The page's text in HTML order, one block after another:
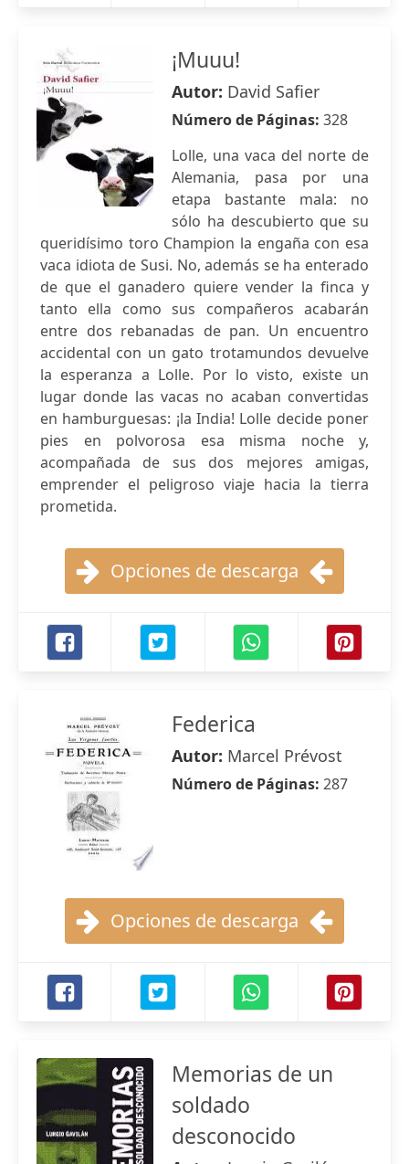
¡Muuu!
Autor: David Safier
Número de Páginas: 328
Lolle, una vaca del norte de
Alemania, pasa por una
etapa bastante mala: no
sólo ha descubierto que su
queridísimo toro Champion la engaña con esa
vaca idiota de Susi. No, además se ha enterado
de que el ganadero quiere vender la finca y
tanto ella como sus compañeros acabarán
entre dos rebanadas de pan. Un encuentro
accidental con un gato trotamundos devuelve
la esperanza a Lolle. Por lo visto, existe un
lugar donde las vacas no acaban convertidas
en hamburguesas: ¡la India! Lolle decide poner
pies en polvorosa esa misma noche y,
acompañada de sus dos mejores amigas,
emprender el peligroso viaje hacia la tierra
prometida.
Opciones de descarga
Federica
Autor: Marcel Prévost
Número de Páginas: 287
Opciones de descarga
Memorias de un
soldado
desconocido